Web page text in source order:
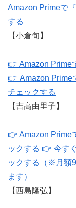
Amazon Primeで
する
【小倉旬】
👉 Amazon Prime
👉 Amazon Prime
チェックする
【吉高由里子】
👉 Amazon Prime
ックする 👉 今す
ックする（※月額
ます）
【西島隆弘】